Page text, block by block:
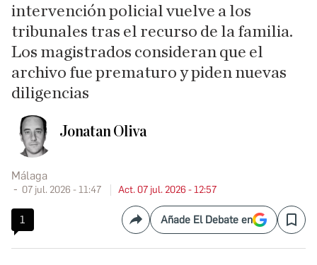
intervención policial vuelve a los
tribunales tras el recurso de la familia.
Los magistrados consideran que el
archivo fue prematuro y piden nuevas
diligencias
Jonatan Oliva
Málaga
07 jul. 2026 - 11:47 Act. 07 jul. 2026 - 12:57
1 CompartirAñade El Debate en Save